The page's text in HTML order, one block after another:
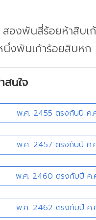
องพันสี่ร้อยห้าสิบเ
นึ่งพันเก้าร้อยสิบหก
สนใจ
พ.ศ. 2455 ตรงกับปี ค.
พ.ศ. 2457 ตรงกับปี ค.
พ.ศ. 2460 ตรงกับปี ค.
พ.ศ. 2462 ตรงกับปี ค.